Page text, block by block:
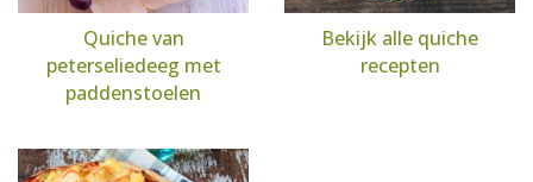
Quiche van
peterseliedeeg met
paddenstoelen
Bekijk alle quiche
recepten